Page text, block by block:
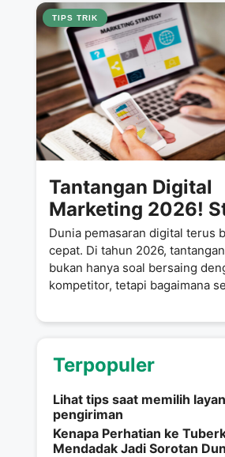
TIPS TRIK
Tantangan Digital
Marketing 2026!
Cerdas Agar
Terkubur
Dunia pemasaran digital terus
cepat. Di tahun 2026,
bukan hanya soal bersaing
kompetitor, tetapi bagaimana
Terpopuler
Lihat tips saat memilih
pengiriman
Kenapa Perhatian ke
Mendadak Jadi Sorotan